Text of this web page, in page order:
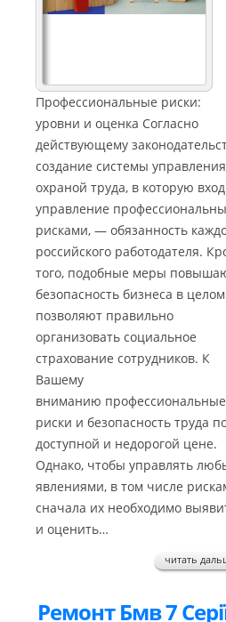
Профессиональные риски:
уровни и оценка Согласно
действующему
создание системы управления
охраной труда, в которую
управление
рисками, — обязанность
российского работодателя.
того, подобные меры
безопасность бизнеса в
позволяют правильно
организовать социальное
страхование сотрудников. К
Вашему
вниманию профессиональные
риски и безопасность труда
доступной и недорогой цене.
Однако, чтобы управлять
явлениями, в том числе
сначала их необходимо
и оценить…
читать
Ремонт Бмв 7